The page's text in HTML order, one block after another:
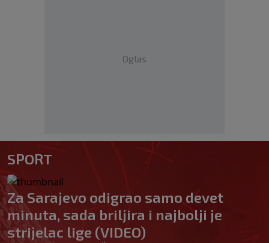
Oglas
SPORT
Za Sarajevo odigrao samo devet
minuta, sada briljira i najbolji je
strijelac lige (VIDEO)